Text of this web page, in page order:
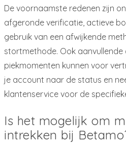
De voornaamste redenen zijn
afgeronde verificatie, actieve
gebruik van een afwijkende
stortmethode. Ook
piekmomenten kunnen voor
je account naar de status en
klantenservice voor de
Is het mogelijk om
intrekken bij